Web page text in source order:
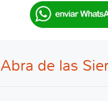
Abra de las